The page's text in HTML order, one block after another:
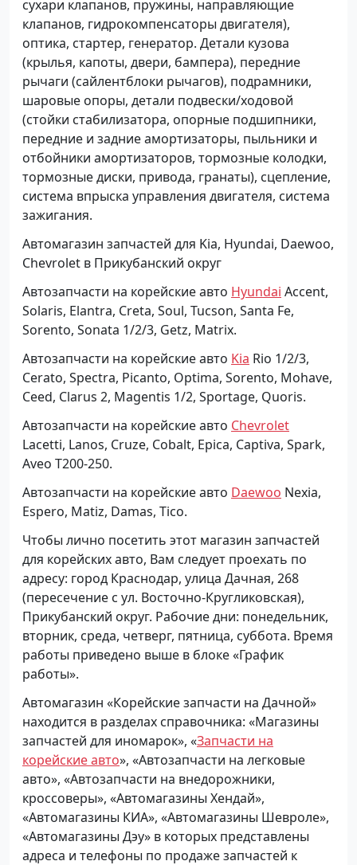
сухари клапанов, пружины, направляющие
клапанов, гидрокомпенсаторы двигателя),
оптика, стартер, генератор. Детали кузова
(крылья, капоты, двери, бампера), передние
рычаги (сайлентблоки рычагов), подрамники,
шаровые опоры, детали подвески/ходовой
(стойки стабилизатора, опорные подшипники,
передние и задние амортизаторы, пыльники и
отбойники амортизаторов, тормозные колодки,
тормозные диски, привода, гранаты), сцепление,
система впрыска управления двигателя, система
зажигания.
Автомагазин запчастей для Kia, Hyundai, Daewoo,
Chevrolet в Прикубанский округ
Автозапчасти на корейские авто Hyundai Accent,
Solaris, Elantra, Creta, Soul, Tucson, Santa Fe,
Sorento, Sonata 1/2/3, Getz, Matrix.
Автозапчасти на корейские авто Kia Rio 1/2/3,
Cerato, Spectra, Picanto, Optima, Sorento, Mohave,
Ceed, Clarus 2, Magentis 1/2, Sportage, Quoris.
Автозапчасти на корейские авто Chevrolet
Lacetti, Lanos, Cruze, Cobalt, Epica, Captiva, Spark,
Aveo Т200-250.
Автозапчасти на корейские авто Daewoo Nexia,
Espero, Matiz, Damas, Tico.
Чтобы лично посетить этот магазин запчастей
для корейских авто, Вам следует проехать по
адресу: город Краснодар, улица Дачная, 268
(пересечение с ул. Восточно-Кругликовская),
Прикубанский округ. Рабочие дни: понедельник,
вторник, среда, четверг, пятница, суббота. Время
работы приведено выше в блоке «График
работы».
Автомагазин «Корейские запчасти на Дачной»
находится в разделах справочника: «Магазины
запчастей для иномарок», «Запчасти на
корейские авто», «Автозапчасти на легковые
авто», «Автозапчасти на внедорожники,
кроссоверы», «Автомагазины Хендай»,
«Автомагазины КИА», «Автомагазины Шевроле»,
«Автомагазины Дэу» в которых представлены
адреса и телефоны по продаже запчастей к